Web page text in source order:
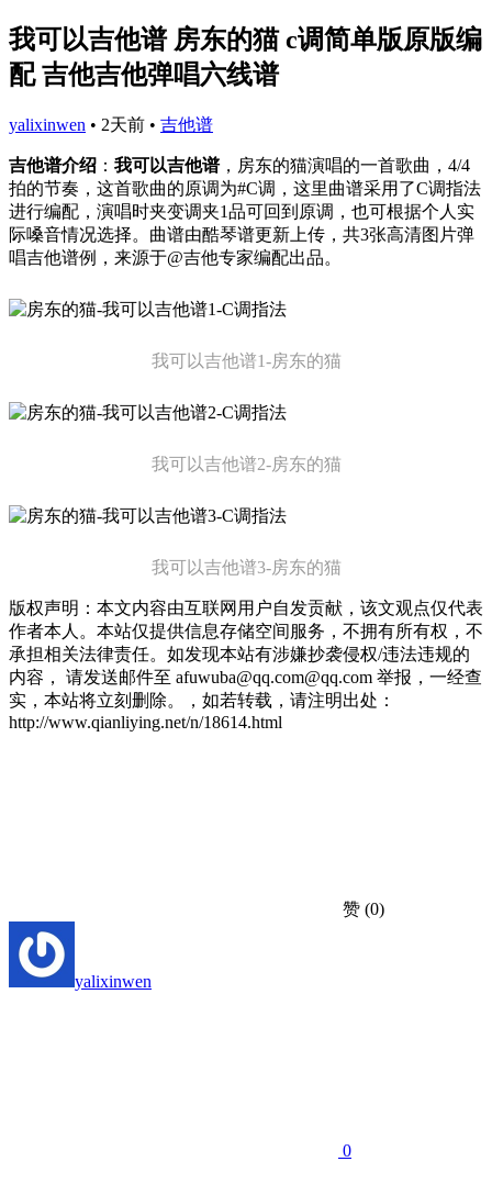
我可以吉他谱 房东的猫 c调简单版原版编
配 吉他吉他弹唱六线谱
yalixinwen • 2天前 • 吉他谱
吉他谱介绍 ： 我可以吉他谱，房东的猫演唱的一首歌曲，4/4
拍的节奏，这首歌曲的原调为#C调，这里曲谱采用了C调指法
进行编配，演唱时夹变调夹1品可回到原调，也可根据个人实
际嗓音情况选择。曲谱由酷琴谱更新上传，共3张高清图片弹
唱吉他谱例，来源于@吉他专家编配出品。
我可以吉他谱1-房东的猫
我可以吉他谱2-房东的猫
我可以吉他谱3-房东的猫
版权声明：本文内容由互联网用户自发贡献，该文观点仅代表
作者本人。本站仅提供信息存储空间服务，不拥有所有权，不
承担相关法律责任。如发现本站有涉嫌抄袭侵权/违法违规的
内容， 请发送邮件至 afuwuba@qq.com@qq.com 举报，一经查
实，本站将立刻删除。，如若转载，请注明出处：
http://www.qianliying.net/n/18614.html
赞 (0)
yalixinwen
0